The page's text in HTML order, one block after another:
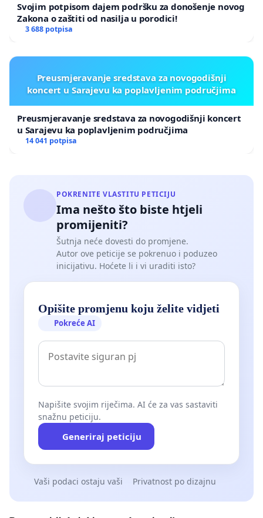
Svojim potpisom dajem podršku za donošenje novog
Zakona o zaštiti od nasilja u porodici!
3 688 potpisa
Preusmjeravanje sredstava za novogodišnji
koncert u Sarajevu ka poplavljenim područjima
Preusmjeravanje sredstava za novogodišnji koncert
u Sarajevu ka poplavljenim područjima
14 041 potpisa
POKRENITE VLASTITU PETICIJU
Ima nešto što biste htjeli
promijeniti?
Šutnja neće dovesti do promjene.
Autor ove peticije se pokrenuo i poduzeo
inicijativu. Hoćete li i vi uraditi isto?
Opišite promjenu koju želite vidjeti
Pokreće AI
Napišite svojim riječima. AI će za vas sastaviti
snažnu peticiju.
Generiraj peticiju
Vaši podaci ostaju vaši Privatnost po dizajnu